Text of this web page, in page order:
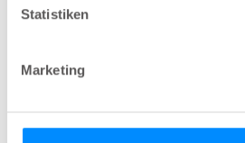
Statistiken
Marketing
Alle unsere Artikel sind
offiziell registrierten CPD-